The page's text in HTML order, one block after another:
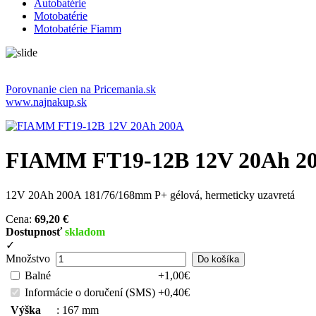
Autobatérie
Motobatérie
Motobatérie Fiamm
Porovnanie cien na Pricemania.sk
www.najnakup.sk
FIAMM FT19-12B 12V 20Ah
12V 20Ah 200A 181/76/168mm P+ gélová, hermeticky uzavretá
Cena: 69,20 €
Dostupnosť skladom
✓
Množstvo
Balné
+1,00€
Informácie o doručení (SMS) +0,40€
Výška
: 167 mm